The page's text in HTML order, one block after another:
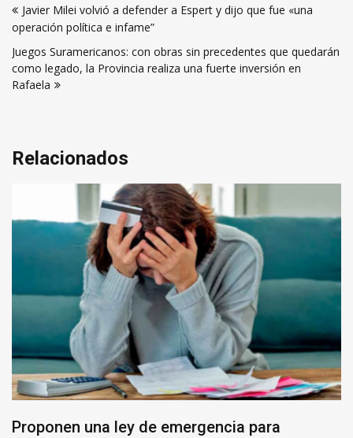
de
entradas
Javier Milei volvió a defender a Espert y dijo que fue «una
operación política e infame”
Juegos Suramericanos: con obras sin precedentes que quedarán
como legado, la Provincia realiza una fuerte inversión en
Rafaela
Relacionados
Proponen una ley de emergencia para